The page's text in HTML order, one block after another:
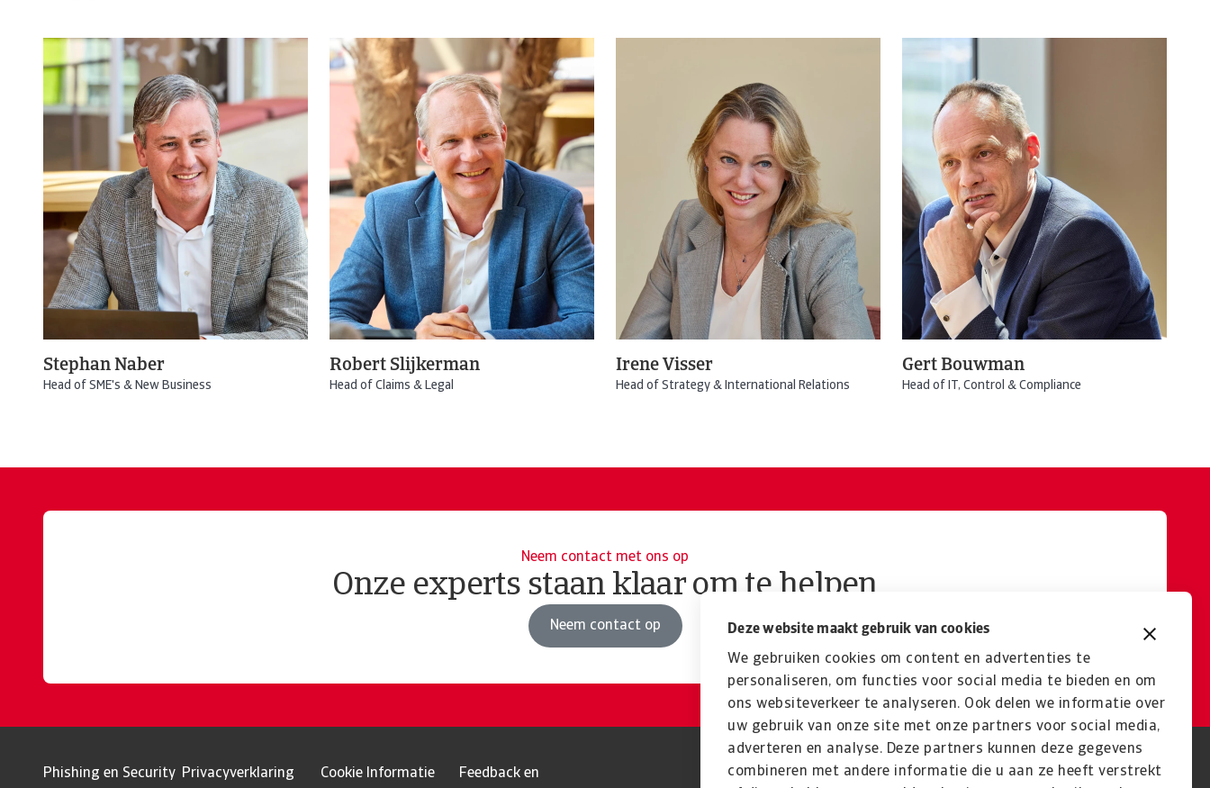
Deze website maakt gebruik van cookies
We gebruiken cookies om content en advertenties te
personaliseren, om functies voor social media te bieden en om
ons websiteverkeer te analyseren. Ook delen we informatie over
uw gebruik van onze site met onze partners voor social media,
adverteren en analyse. Deze partners kunnen deze gegevens
combineren met andere informatie die u aan ze heeft verstrekt
Stephan Naber
Head of SME's & New Business
Robert Slijkerman
Head of Claims & Legal
Irene Visser
Head of Strategy & International Relations
Gert Bouwman
Head of IT, Control & Compliance
Neem contact met ons op
Onze experts staan klaar om te helpen
Neem contact op
Phishing en Security Privacyverklaring Cookie Informatie Feedback en